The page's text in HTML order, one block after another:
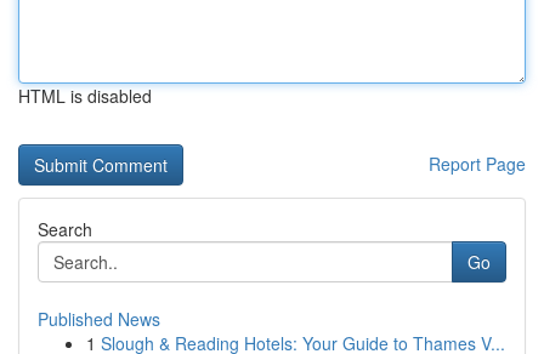
HTML is disabled
Report Page
Search
Go
Published News
1 Slough & Reading Hotels: Your Guide to Thames V...